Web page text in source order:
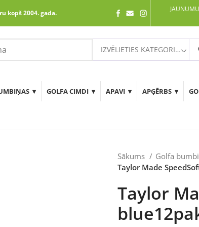
kopš 2004. gada.
IZVĒLIETIES KATEGORIJU
GOLFA CIMDI APAVI APĢĒRBS
Sākums Golfa
Taylor Made
Taylor